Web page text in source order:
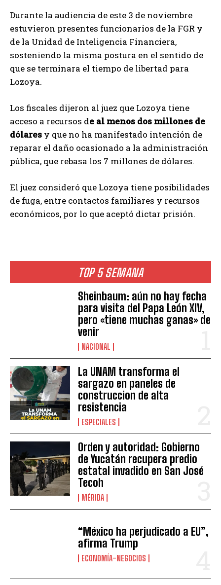
TOP 5 SEMANA
Sheinbaum: aún no hay fecha
para visita del Papa León XIV,
pero «tiene muchas ganas» de
venir
NACIONAL
La UNAM transforma el
sargazo en paneles de
construccion de alta
resistencia
ESPECIALES
Orden y autoridad: Gobierno
de Yucatán recupera predio
estatal invadido en San José
Tecoh
MÉRIDA
“México ha perjudicado a EU”,
afirma Trump
ECONOMÍA-NEGOCIOS
Durante la audiencia de este 3 de noviembre
estuvieron presentes funcionarios de la FGR y
de la Unidad de Inteligencia Financiera,
sosteniendo la misma postura en el sentido de
que se terminara el tiempo de libertad para
Lozoya.
Los fiscales dijeron al juez que Lozoya tiene
acceso a recursos de al menos dos millones de
dólares y que no ha manifestado intención de
reparar el daño ocasionado a la administración
pública, que rebasa los 7 millones de dólares.
El juez consideró que Lozoya tiene posibilidades
de fuga, entre contactos familiares y recursos
económicos, por lo que aceptó dictar prisión.